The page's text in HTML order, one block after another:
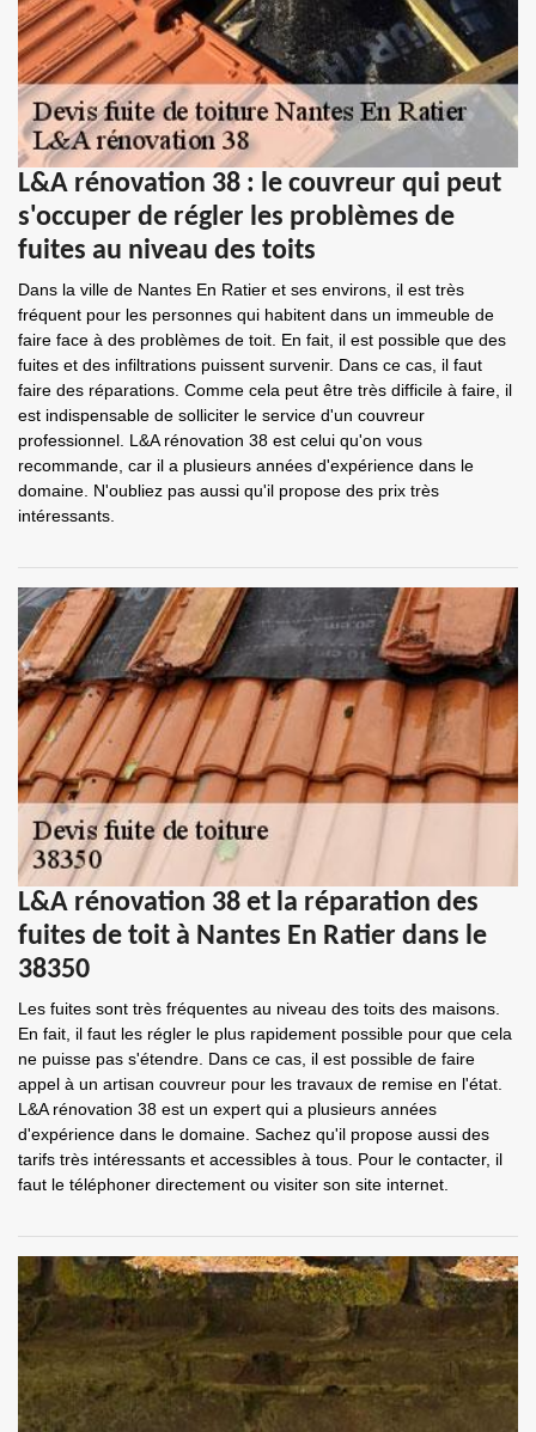
L&A rénovation 38 : le couvreur qui peut
s'occuper de régler les problèmes de
fuites au niveau des toits
Dans la ville de Nantes En Ratier et ses environs, il est très
fréquent pour les personnes qui habitent dans un immeuble de
faire face à des problèmes de toit. En fait, il est possible que des
fuites et des infiltrations puissent survenir. Dans ce cas, il faut
faire des réparations. Comme cela peut être très difficile à faire, il
est indispensable de solliciter le service d'un couvreur
professionnel. L&A rénovation 38 est celui qu'on vous
recommande, car il a plusieurs années d'expérience dans le
domaine. N'oubliez pas aussi qu'il propose des prix très
intéressants.
L&A rénovation 38 et la réparation des
fuites de toit à Nantes En Ratier dans le
38350
Les fuites sont très fréquentes au niveau des toits des maisons.
En fait, il faut les régler le plus rapidement possible pour que cela
ne puisse pas s'étendre. Dans ce cas, il est possible de faire
appel à un artisan couvreur pour les travaux de remise en l'état.
L&A rénovation 38 est un expert qui a plusieurs années
d'expérience dans le domaine. Sachez qu'il propose aussi des
tarifs très intéressants et accessibles à tous. Pour le contacter, il
faut le téléphoner directement ou visiter son site internet.